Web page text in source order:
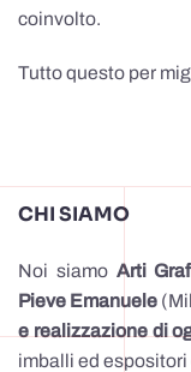
coinvolto.
Tutto questo per
CHI SIAMO
Noi siamo Arti
Pieve Emanuele
e realizzazione di
imballi ed espositori